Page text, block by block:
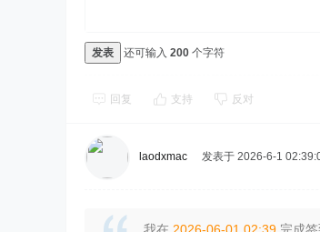
发表 还可输入 200 个字符
回复 支持 反对
laodxmac 发表于 2026-6-1